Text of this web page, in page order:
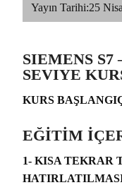
Yayın Tarihi:25
SIEMENS S7
SEVIYE
KURS
EĞİTİM
1- KISA TEKRAR